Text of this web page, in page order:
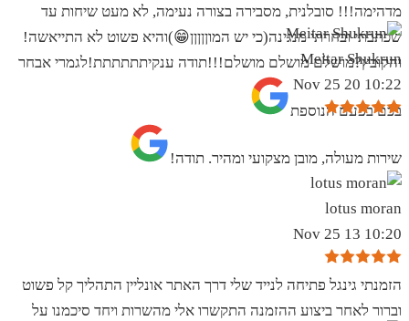
מדהימה!!! סובלנית, מסבירה בצורה נעימה, לא מעט שיחות עד
שכתבתי ובחרתי מנגינה(כי יש המוןןןןן😁)והיא פשוט לא התייאשה!
והקובץ?מושלם מושלם מושלם!!!תודה ענקיתתתתתת!לגמרי אבחר
בכם בפעם הנוספת
Meitar Shukrun
10:22 20 Nov 25
שירות מעולה, מובן מצקועי ומהיר. תודה!
lotus moran
10:20 13 Nov 25
הזמנתי גינגל פתיחה לנייד שלי דרך האתר אונליין התהליך קל פשוט
וברור לאחר ביצוע ההזמנה התקשרו אלי מהשרות ויחד סיכמנו על